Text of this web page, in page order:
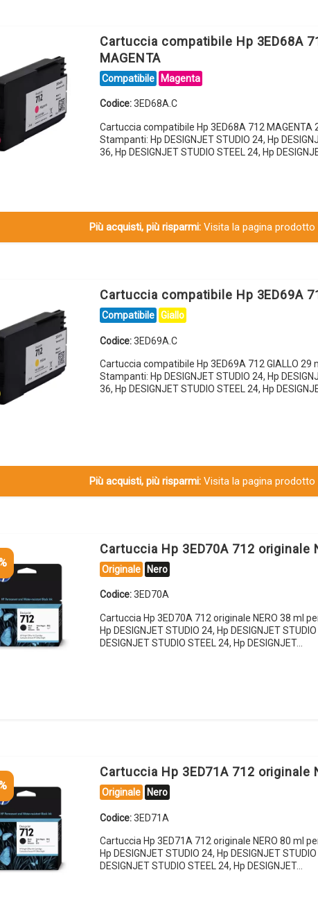
Cartuccia compatibile Hp 3ED68A
MAGENTA
Compatibile Magenta
Codice:3ED68A.C
Cartuccia compatibile Hp 3ED68A 712 MAGENTA
Stampanti: Hp DESIGNJET STUDIO 24, Hp
36, Hp DESIGNJET STUDIO STEEL 24, Hp
Più acquisti, più risparmi:Visita la pagina
Cartuccia compatibile Hp 3ED69A
Compatibile Giallo
Codice:3ED69A.C
Cartuccia compatibile Hp 3ED69A 712 GIALLO 29
Stampanti: Hp DESIGNJET STUDIO 24, Hp
36, Hp DESIGNJET STUDIO STEEL 24, Hp
Più acquisti, più risparmi:Visita la pagina
Cartuccia Hp 3ED70A 712 originale
Originale Nero
Codice:3ED70A
Cartuccia Hp 3ED70A 712 originale NERO 38 ml
Hp DESIGNJET STUDIO 24, Hp DESIGNJET
DESIGNJET STUDIO STEEL 24, Hp DESIGNJET…
Cartuccia Hp 3ED71A 712 originale
Originale Nero
Codice:3ED71A
Cartuccia Hp 3ED71A 712 originale NERO 80 ml
Hp DESIGNJET STUDIO 24, Hp DESIGNJET
DESIGNJET STUDIO STEEL 24, Hp DESIGNJET…